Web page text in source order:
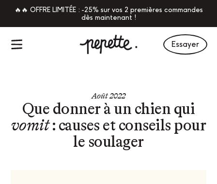
🔥🔥 OFFRE LIMITÉE : -25% sur vos 2 premières commandes
dès maintenant !
Essayer
Août 2022
Que donner à un chien qui
vomit: causes et conseils pour
le soulager